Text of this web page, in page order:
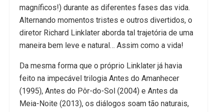
magníficos!) durante as diferentes fases das vida.
Alternando momentos tristes e outros divertidos, o
diretor Richard Linklater aborda tal trajetória de uma
maneira bem leve e natural… Assim como a vida!
Da mesma forma que o próprio Linklater já havia
feito na impecável trilogia Antes do Amanhecer
(1995), Antes do Pôr-do-Sol (2004) e Antes da
Meia-Noite (2013), os diálogos soam tão naturais,